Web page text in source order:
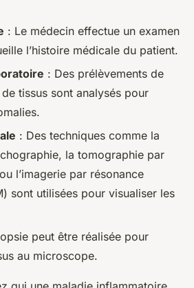
: Le médecin effectue un examen
l’histoire médicale du patient.
: Des prélèvements de
de tissus sont analysés pour
: Des techniques comme la
la tomographie par
l’imagerie par résonance
sont utilisées pour visualiser les
peut être réalisée pour
au microscope.